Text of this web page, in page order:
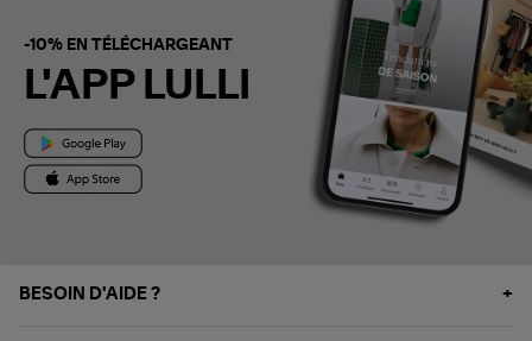
-10% EN TÉLÉCHARGEANT
L'APP LULLI
BESOIN D'AIDE ?